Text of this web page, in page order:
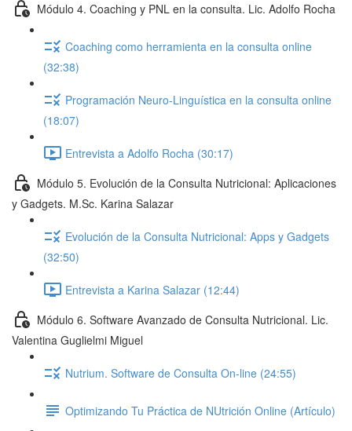
Módulo 4. Coaching y PNL en la consulta. Lic. Adolfo Rocha
Coaching como herramienta en la consulta online
(32:38)
Programación Neuro-Linguística en la consulta online
(18:07)
Entrevista a Adolfo Rocha (30:17)
Módulo 5. Evolución de la Consulta Nutricional: Aplicaciones
y Gadgets. M.Sc. Karina Salazar
Evolución de la Consulta Nutricional: Apps y Gadgets
(32:50)
Entrevista a Karina Salazar (12:44)
Módulo 6. Software Avanzado de Consulta Nutricional. Lic.
Valentina Guglielmi Miguel
Nutrium. Software de Consulta On-line (24:55)
Optimizando Tu Práctica de NUtrición Online (Artículo)